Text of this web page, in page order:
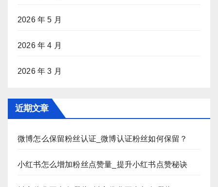
2026 年 5 月
2026 年 4 月
2026 年 3 月
近期文章
微博怎么保留粉丝认证_微博认证粉丝如何保留？
小红书怎么增加粉丝点赞量_提升小红书点赞秘诀